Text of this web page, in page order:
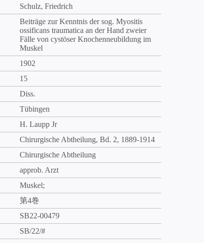
Schulz, Friedrich
Beiträge zur Kenntnis der sog. Myositis
ossificans traumatica an der Hand zweier
Fälle von cystöser Knochenneubildung im
Muskel
1902
15
Diss.
Tübingen
H. Laupp Jr
Chirurgische Abtheilung, Bd. 2, 1889-1914
Chirurgische Abtheilung
approb. Arzt
Muskel;
第4巻
SB22-00479
SB/22/#